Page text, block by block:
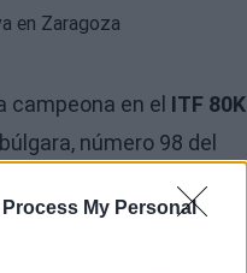
Process My Personal
campeona en el ITF 80K
número 98 del
Tereza Martincova
un marcador final de